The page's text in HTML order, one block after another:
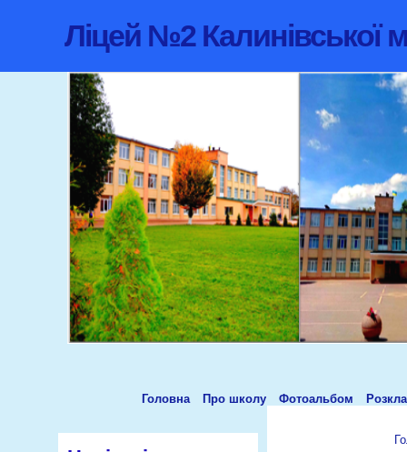
Ліцей №2 Калинівської
Головна Про школу Фотоальбом